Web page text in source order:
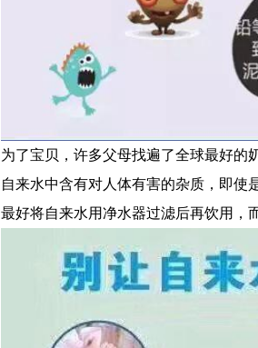
为了宝贝，许多父母找遍了全球最好的
自来水中含有对人体有害的杂质，即使
最好将自来水用净水器过滤后再饮用，